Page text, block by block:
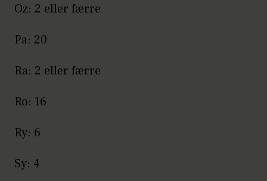
Oz: 2 eller færre
Pa: 20
Ra: 2 eller færre
Ro: 16
Ry: 6
Sy: 4